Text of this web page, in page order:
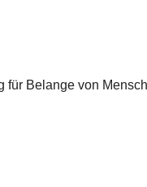
für Belange von